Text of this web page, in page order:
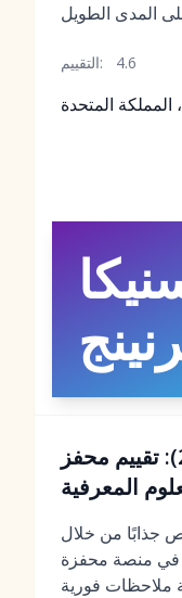
التقييم: 4.6
المملكة المتحدة
سنيكا ليرنينج (2026): تقييم محفز
المعرفية
جذابًا من خلال
في منصة محفزة
ملاحظات فورية